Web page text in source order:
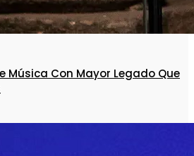
Música Con Mayor Legado Que